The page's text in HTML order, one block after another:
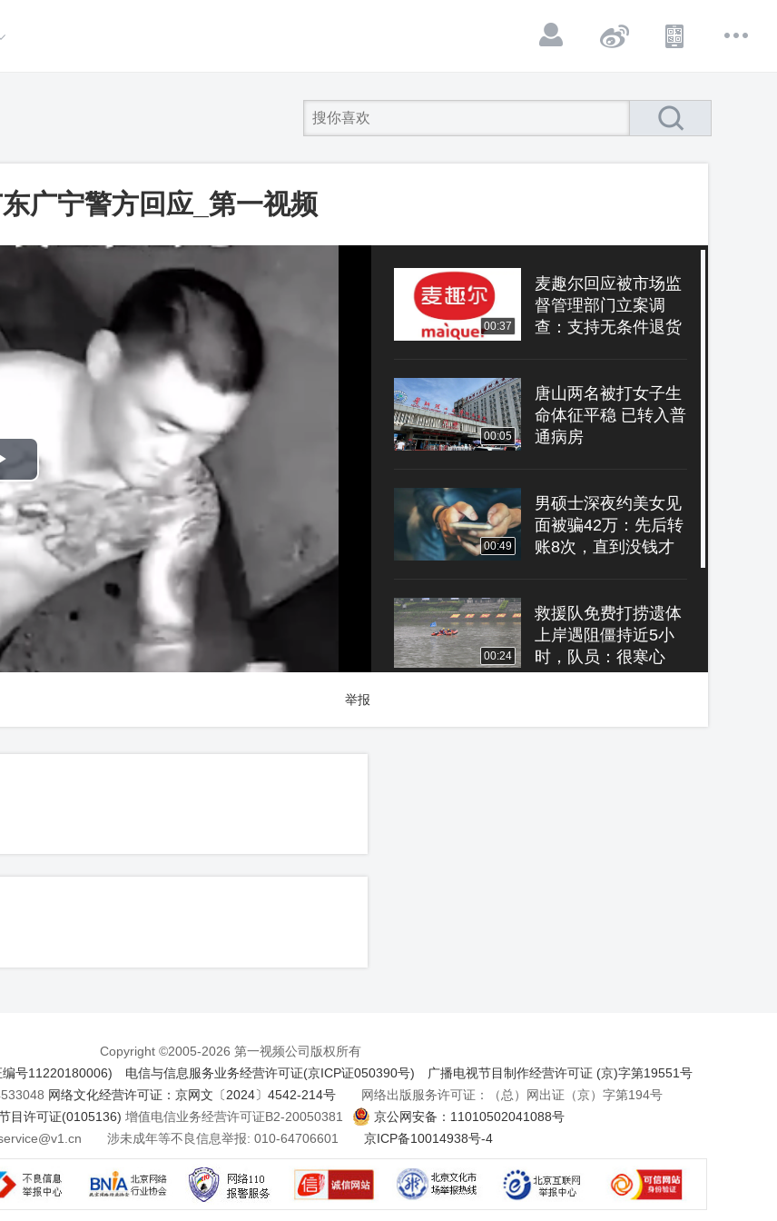
广宁警方回应_第一视频
00:37
麦趣尔回应被市场监
督管理部门立案调
查：支持无条件退货
00:05
唐山两名被打女子生
命体征平稳 已转入普
通病房
00:49
男硕士深夜约美女见
面被骗42万：先后转
账8次，直到没钱才
00:24
救援队免费打捞遗体
上岸遇阻僵持近5小
时，队员：很寒心
“清华博士报考协
举报
Copyright ©2005-2026 第一视频公司版权所有
号11220180006)
电信与信息服务业务经营许可证(京ICP证050390号)
广播电视节目制作经营许可证 (京)字第19551号
网络文化经营许可证：京网文〔2024〕4542-214号网络出版服务许可证：（总）网出证（京）字第194号
目许可证(0105136) 增值电信业务经营许可证B2-20050381
京公网安备：11010502041088号
涉未成年等不良信息举报: 010-64706601 京ICP备10014938号-4